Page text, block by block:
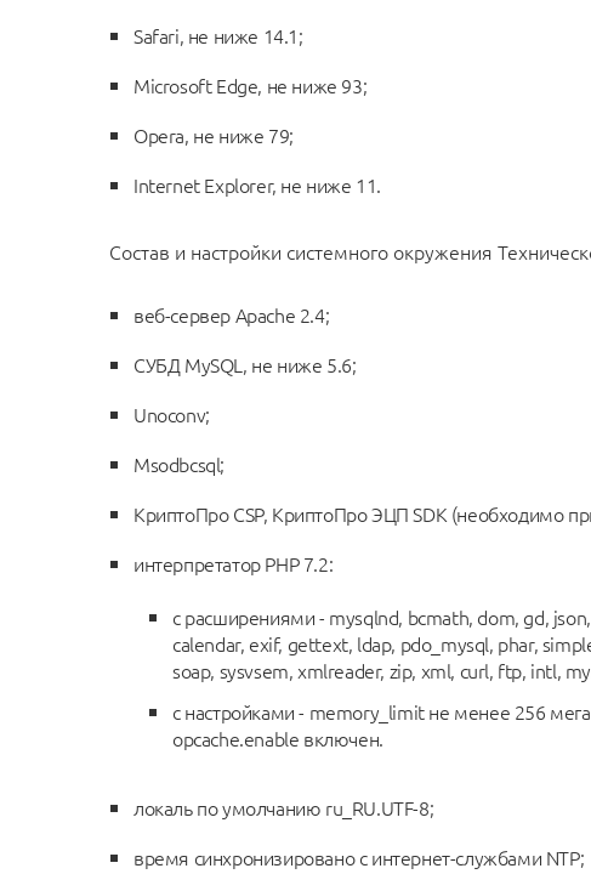
Safari, не ниже 14.1;
Microsoft Edge, не ниже 93;
Opera, не ниже 79;
Internet Explorer, не ниже 11.
Состав и настройки системного окружения
веб-сервер Apache 2.4;
СУБД MySQL, не ниже 5.6;
Unoconv;
Msodbcsql;
КриптоПро CSP, КриптоПро ЭЦП SDK (необходимо
интерпретатор PHP 7.2:
с расширениями - mysqlnd, bcmath, dom, gd,
calendar, exif, gettext, ldap, pdo_mysql, phar,
soap, sysvsem, xmlreader, zip, xml, curl, ftp, intl,
с настройками - memory_limit не менее 256
opcache.enable включен.
локаль по умолчанию ru_RU.UTF-8;
время синхронизировано с интернет-службами NTP;